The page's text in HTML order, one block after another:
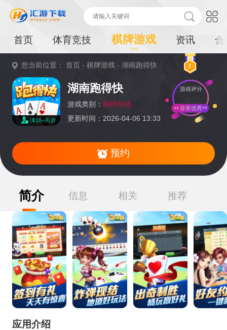
首页 体育竞技 棋牌游戏 资讯 合
您当前位置：首页 -棋牌游戏 -湖南跑得快
满18+周岁
湖南跑得快
游戏类别： 棋牌游戏
更新时间：2026-04-06 13:33
游戏评分
非常优秀
预约
提
简介 信息 相关 推荐
应用介绍